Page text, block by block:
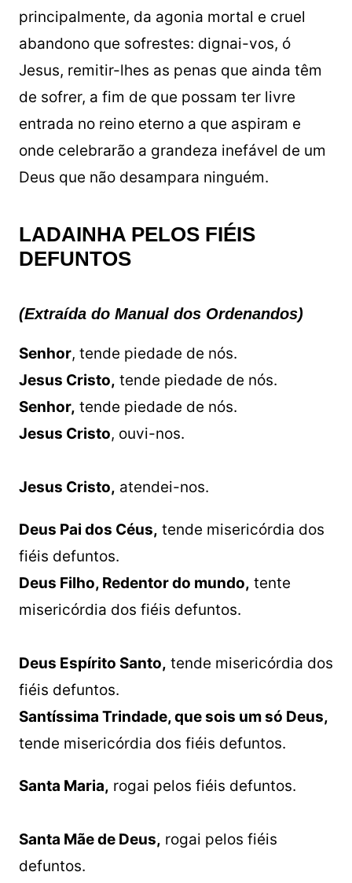
principalmente, da agonia mortal e cruel
abandono que sofrestes: dignai-vos, ó
Jesus, remitir-lhes as penas que ainda têm
de sofrer, a fim de que possam ter livre
entrada no reino eterno a que aspiram e
onde celebrarão a grandeza inefável de um
Deus que não desampara ninguém.
LADAINHA PELOS FIÉIS
DEFUNTOS
(Extraída do Manual dos Ordenandos)
Senhor, tende piedade de nós.
Jesus Cristo, tende piedade de nós.
Senhor, tende piedade de nós.
Jesus Cristo, ouvi-nos.
Jesus Cristo, atendei-nos.
Deus Pai dos Céus, tende misericórdia dos
fiéis defuntos.
Deus Filho, Redentor do mundo, tente
misericórdia dos fiéis defuntos.
Deus Espírito Santo, tende misericórdia dos
fiéis defuntos.
Santíssima Trindade, que sois um só Deus,
tende misericórdia dos fiéis defuntos.
Santa Maria, rogai pelos fiéis defuntos.
Santa Mãe de Deus, rogai pelos fiéis
defuntos.